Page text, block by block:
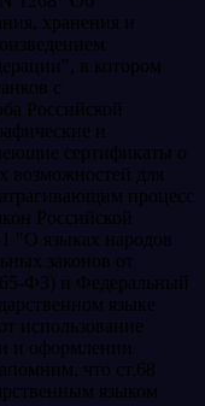
хранения и
в котором
с
Российской
и
сертификаты о
возможностей для
процесс
Российской
"О языках народов
законов от
ФЗ) и Федеральный
языке
использование
и оформлении
что ст.68
языком